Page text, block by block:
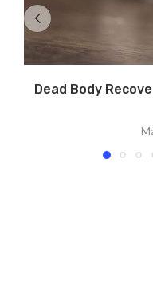
Dead Body Recovered